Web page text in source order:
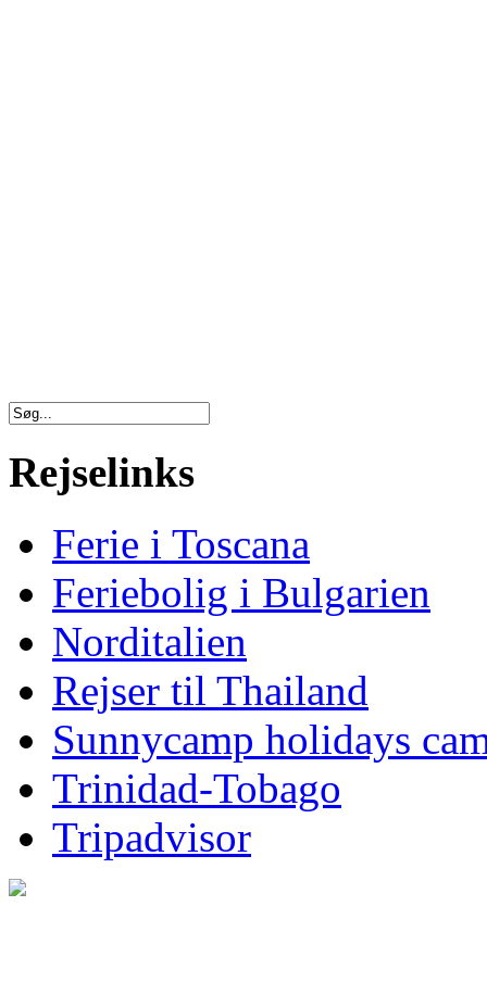
Rejselinks
Ferie i Toscana
Feriebolig i Bulgarien
Norditalien
Rejser til Thailand
Sunnycamp holidays
Trinidad-Tobago
Tripadvisor